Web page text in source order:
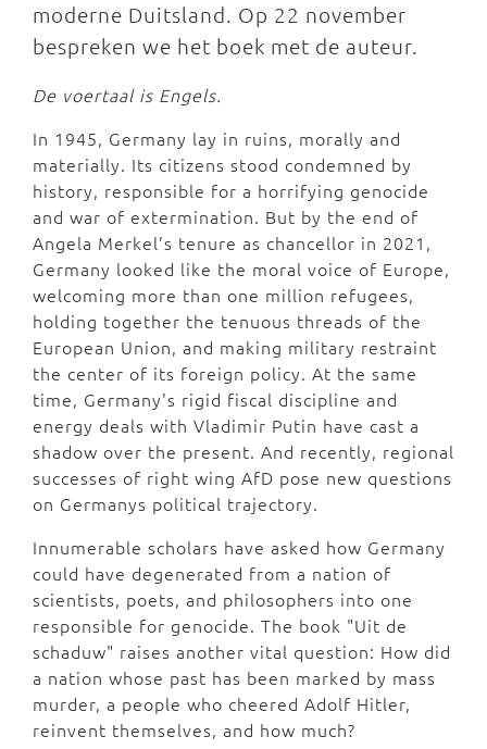
moderne Duitsland. Op 22 november
bespreken we het boek met de auteur.
De voertaal is Engels.
In 1945, Germany lay in ruins, morally and
materially. Its citizens stood condemned by
history, responsible for a horrifying genocide
and war of extermination. But by the end of
Angela Merkel’s tenure as chancellor in 2021,
Germany looked like the moral voice of Europe,
welcoming more than one million refugees,
holding together the tenuous threads of the
European Union, and making military restraint
the center of its foreign policy. At the same
time, Germany's rigid fiscal discipline and
energy deals with Vladimir Putin have cast a
shadow over the present. And recently, regional
successes of right wing AfD pose new questions
on Germanys political trajectory.
Innumerable scholars have asked how Germany
could have degenerated from a nation of
scientists, poets, and philosophers into one
responsible for genocide. The book "Uit de
schaduw" raises another vital question: How did
a nation whose past has been marked by mass
murder, a people who cheered Adolf Hitler,
reinvent themselves, and how much?